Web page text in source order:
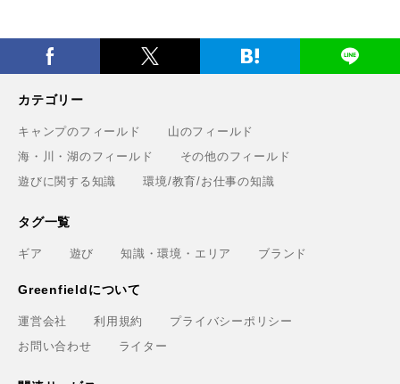
カテゴリー
キャンプのフィールド
山のフィールド
海・川・湖のフィールド
その他のフィールド
遊びに関する知識
環境/教育/お仕事の知識
タグ一覧
ギア 遊び 知識・環境・エリア ブランド
Greenfieldについて
運営会社 利用規約
プライバシーポリシー
お問い合わせ
ライター